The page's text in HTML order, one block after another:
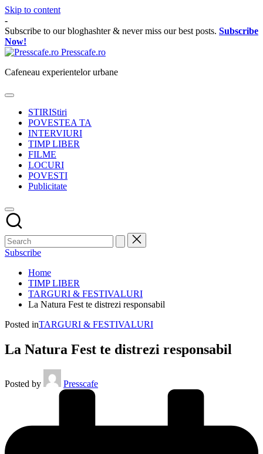
Skip to content
-
Subscribe to our bloghashter & never miss our best posts. Subscribe
Now!
Presscafe.ro
Cafeneau experientelor urbane
STIRIStiri
POVESTEA TA
INTERVIURI
TIMP LIBER
FILME
LOCURI
POVESTI
Publicitate
Subscribe
Home
TIMP LIBER
TARGURI & FESTIVALURI
La Natura Fest te distrezi responsabil
Posted inTARGURI & FESTIVALURI
La Natura Fest te distrezi responsabil
Posted by Presscafe